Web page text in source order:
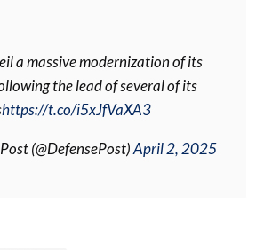
a massive modernization of its
the lead of several of its
https://t.co/i5xJfVaXA3
(@DefensePost)April 2, 2025